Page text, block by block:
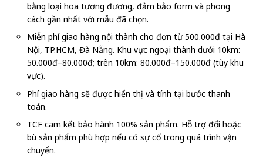
bằng loại hoa tương đương, đảm bảo form và phong
cách gần nhất với mẫu đã chọn.
Miễn phí giao hàng nội thành cho đơn từ 500.000đ tại Hà
Nội, TP.HCM, Đà Nẵng. Khu vực ngoại thành dưới 10km:
50.000đ–80.000đ; trên 10km: 80.000đ–150.000đ (tùy khu
vực).
Phí giao hàng sẽ được hiển thị và tính tại bước thanh
toán.
TCF cam kết bảo hành 100% sản phẩm. Hỗ trợ đổi hoặc
bù sản phẩm phù hợp nếu có sự cố trong quá trình vận
chuyển.